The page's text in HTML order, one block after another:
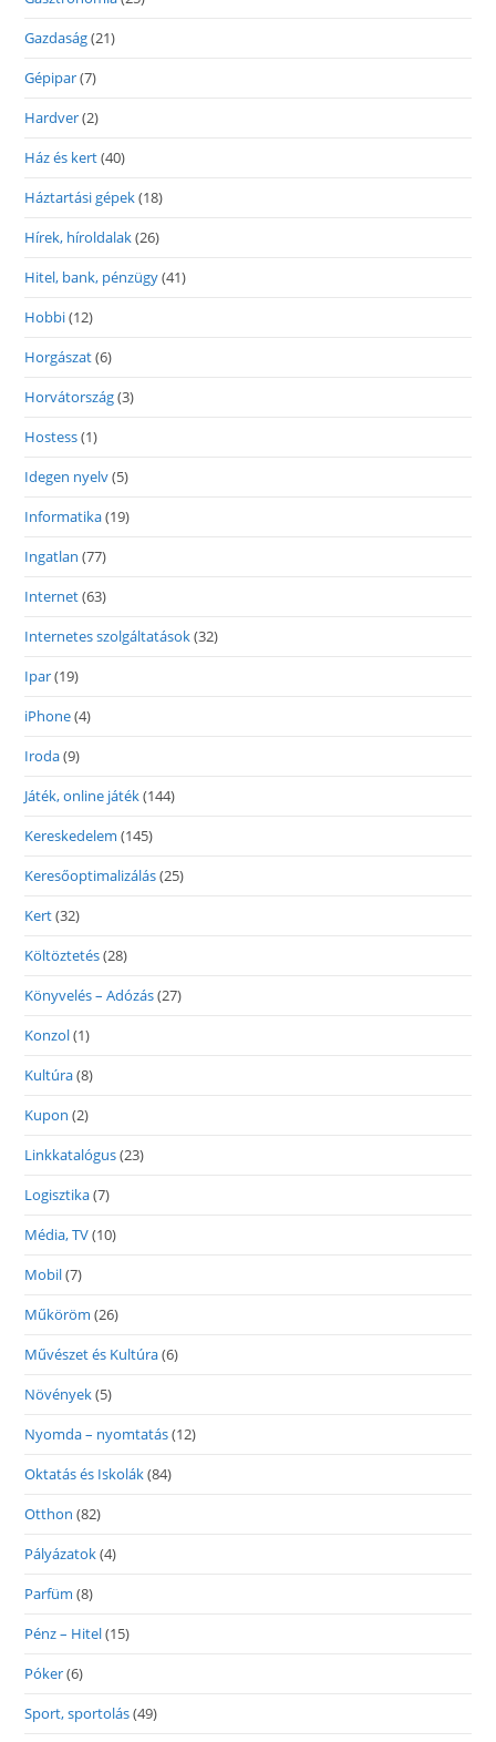
Gazdaság(21)
Gépipar(7)
Hardver(2)
Ház és kert(40)
Háztartási gépek(18)
Hírek, híroldalak(26)
Hitel, bank, pénzügy(41)
Hobbi(12)
Horgászat(6)
Horvátország(3)
Hostess(1)
Idegen nyelv(5)
Informatika(19)
Ingatlan (77)
Internet(63)
Internetes szolgáltatások(32)
Ipar(19)
iPhone(4)
Iroda(9)
Játék, online játék(144)
Kereskedelem (145)
Keresőoptimalizálás(25)
Kert(32)
Költöztetés(28)
Könyvelés – Adózás(27)
Konzol(1)
Kultúra(8)
Kupon (2)
Linkkatalógus(23)
Logisztika(7)
Média, TV(10)
Mobil(7)
Műköröm (26)
Művészet és Kultúra(6)
Növények(5)
Nyomda – nyomtatás(12)
Oktatás és Iskolák(84)
Otthon (82)
Pályázatok(4)
Parfüm (8)
Pénz – Hitel(15)
Póker(6)
Sport, sportolás(49)